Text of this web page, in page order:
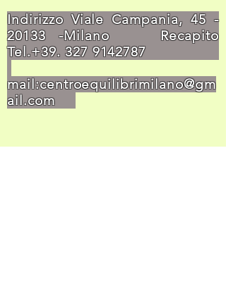
Indirizzo Viale Campania,45 -
20133-Milano Recapito
Tel.+39. 327 9142787
mail:centroequilibrimilano@gm
ail.com